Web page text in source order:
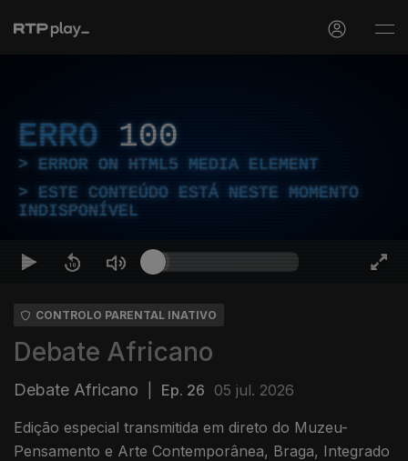
ERRO 100
ERROR ON HTML5 MEDIA ELEMENT
ESTE CONTEÚDO ESTÁ NESTE MOMENTO
INDISPONÍVEL
CONTROLO PARENTAL INATIVO
Debate Africano
Debate Africano Ep. 26 05 jul. 2026
Edição especial transmitida em direto do Muzeu-
Pensamento e Arte Contemporânea, Braga, Integrado